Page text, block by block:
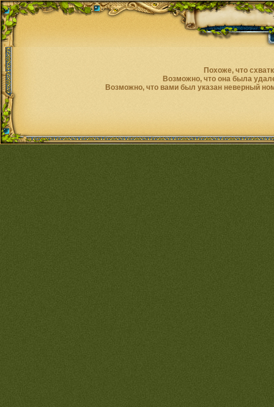
Похоже, что
Возможно, что она была
Возможно, что вами был указан неверный